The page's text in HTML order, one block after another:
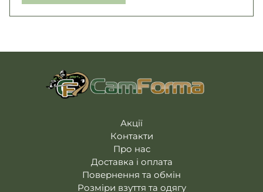
Акції
Контакти
Про нас
Доставка і оплата
Повернення та обмін
Розміри взуття та одягу